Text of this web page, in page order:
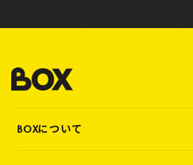
BOXについて